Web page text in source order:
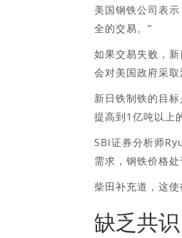
美国钢铁公司表
全的交易。”
如果交易失败，
会对美国政府采取
新日铁制铁的目
提高到1亿吨以上
SBI证券分析师
需求，钢铁价格处
柴田补充道，这使
缺乏共识